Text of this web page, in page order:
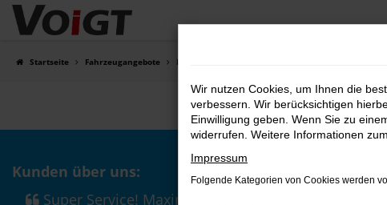
Zum
Hauptinhalt
Startseite Fahrzeugangebote Fahrzeugsuche
Kunden über uns:
Super Service! Maximaler und
Wir nutzen Cookies, um Ihnen die
verbessern. Wir berücksichtigen
Einwilligung geben. Wenn Sie zu
widerrufen. Weitere Informationen
Impressum
Folgende Kategorien von Cookies werden